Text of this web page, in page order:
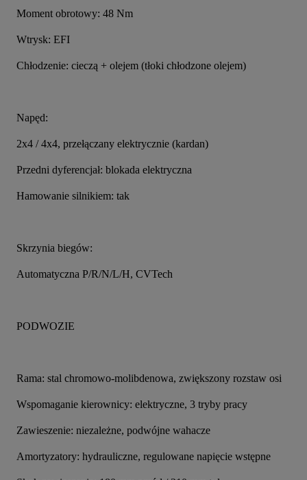
Moment obrotowy: 48 Nm
Wtrysk: EFI
Chłodzenie: cieczą + olejem (tłoki chłodzone olejem)
Napęd:
2x4 / 4x4, przełączany elektrycznie (kardan)
Przedni dyferencjał: blokada elektryczna
Hamowanie silnikiem: tak
Skrzynia biegów:
Automatyczna P/R/N/L/H, CVTech
PODWOZIE
Rama: stal chromowo-molibdenowa, zwiększony rozstaw osi
Wspomaganie kierownicy: elektryczne, 3 tryby pracy
Zawieszenie: niezależne, podwójne wahacze
Amortyzatory: hydrauliczne, regulowane napięcie wstępne